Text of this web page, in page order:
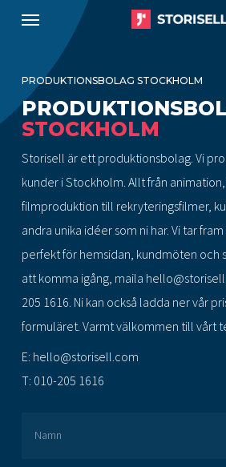
content
Menu
PRODUKTIONSBOLAG STOCKHOLM
STOCKHOLM
Storisell är ett produktionsbolag. Vi
kunder i Stockholm. Allt från
filmproduktion till rekryteringsfilmer,
andra unika idéer som ni har. Vi tar
perfekt för hemsidan, kundmöten och
att komma igång, maila
205 1616. Ni kan också ladda ner vår
formuläret. Varmt välkommen till vårt
E: hello@storisell.com
T: 010-205 1616